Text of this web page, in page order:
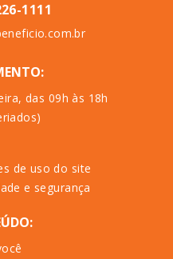
1111
das 09h às 18h
de uso do site
e segurança